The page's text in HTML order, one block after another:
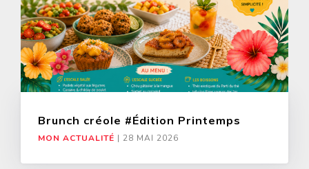
Brunch créole #Édition Printemps
MON ACTUALITÉ | 28 MAI 2026